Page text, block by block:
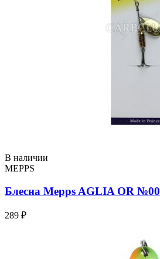
В наличии
MEPPS
Блесна Mepps AGLIA OR №00
289 ₽